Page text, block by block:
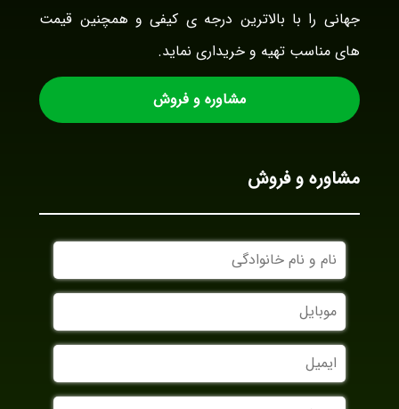
جهانی را با بالاترین درجه ی کیفی و همچنین قیمت
های مناسب تهیه و خریداری نماید.
مشاوره و فروش
مشاوره و فروش
نام
و
نام
خانوادگی
موبایل
ایمیل